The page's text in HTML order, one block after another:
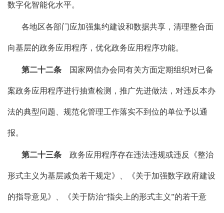
数字化智能化水平。
各地区各部门应加强集约建设和数据共享，清理整合面
向基层的政务应用程序，优化政务应用程序功能。
第二十二条 国家网信办会同有关方面定期组织对已备
案政务应用程序进行抽查检测，推广先进做法，对违反本办
法的典型问题、规范化管理工作落实不到位的单位予以通
报。
第二十三条 政务应用程序存在违法违规或违反《整治
形式主义为基层减负若干规定》、《关于加强数字政府建设
的指导意见》、《关于防治“指尖上的形式主义”的若干意